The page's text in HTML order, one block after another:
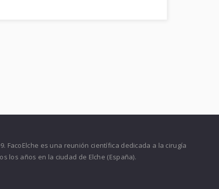
FacoElche es una reunión científica dedicada a la cirugía
los años en la ciudad de Elche (España).